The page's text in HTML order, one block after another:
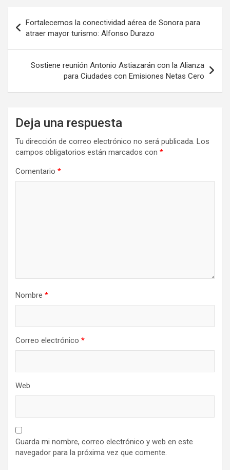
de
entradas
Fortalecemos la conectividad aérea de Sonora para
atraer mayor turismo: Alfonso Durazo
Sostiene reunión Antonio Astiazarán con la Alianza
para Ciudades con Emisiones Netas Cero
Deja una respuesta
Tu dirección de correo electrónico no será publicada. Los
campos obligatorios están marcados con *
Comentario *
Nombre *
Correo electrónico *
Web
Guarda mi nombre, correo electrónico y web en este
navegador para la próxima vez que comente.